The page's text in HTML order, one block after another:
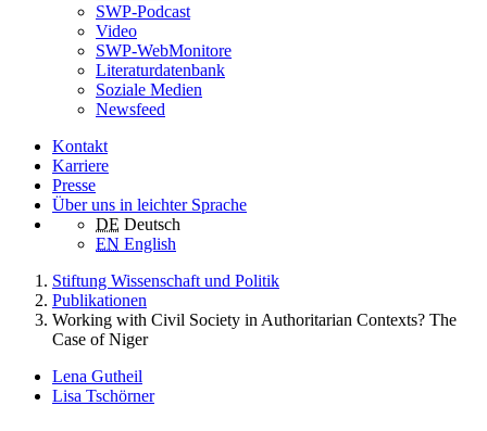
SWP-Podcast
Video
SWP-WebMonitore
Literaturdatenbank
Soziale Medien
Newsfeed
Kontakt
Karriere
Presse
Über uns in leichter Sprache
DE Deutsch
EN English
Stiftung Wissenschaft und Politik
Publikationen
Working with Civil Society in Authoritarian Contexts? The
Case of Niger
Lena Gutheil
Lisa Tschörner